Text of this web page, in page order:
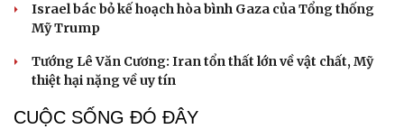
Israel bác bỏ kế hoạch hòa bình Gaza của Tổng thống
Mỹ Trump
Tướng Lê Văn Cương: Iran tổn thất lớn về vật chất, Mỹ
thiệt hại nặng về uy tín
CUỘC SỐNG ĐÓ ĐÂY